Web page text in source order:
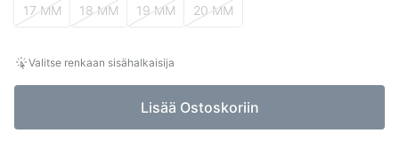
Renkaan sisähalkaisija
17 MM 18 MM 19 MM 20 MM
Valitse renkaan sisähalkaisija
Lisää Ostoskoriin